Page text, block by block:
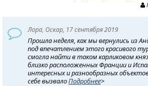
Лора, Оскар, 17 сентября 2019
Прошла неделя, как мы вернулись из
под впечатлением этого красивого
смогла найти в таком карликовом
близко расположенных Франции и
интересных и разнообразных
себе вызвалоПодробнее>